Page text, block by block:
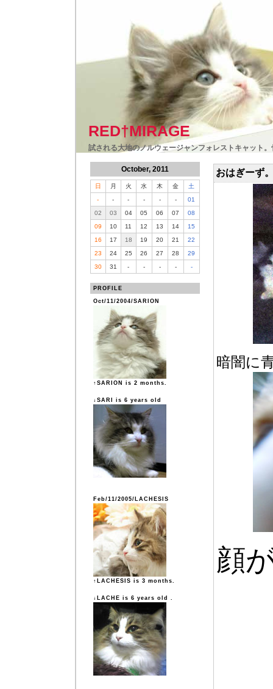
RED†MIRAGE
試される大地のノルウェージャンフォレストキャット
October, 2011
日 月 火 水 木 金
土
-
- - - - -
01
02
03 04 05 06 07
08
09
10 11 12 13 14
15
16
17 18 19 20 21
22
23
24 25 26 27 28
29
30
31 - - - - -
PROFILE
Oct/11/2004/SARION
↑SARION is 2 months.
↓SARI is 6 years old
Feb/11/2005/LACHESIS
↑LACHESIS is 3 months.
↓LACHE is 6 years old .
おはぎーず
暗闇に
顔